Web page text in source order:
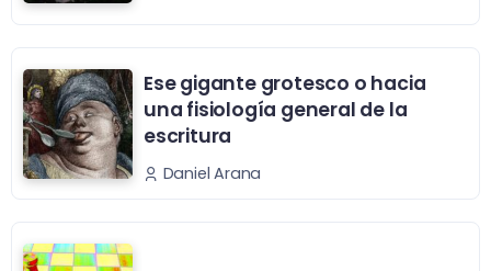
Ese gigante grotesco o hacia
una fisiología general de la
escritura
Daniel Arana